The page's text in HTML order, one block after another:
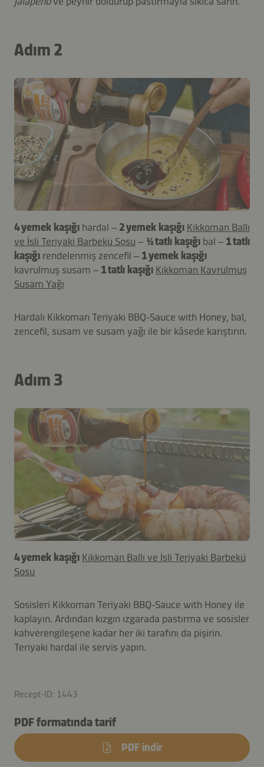
Adım 2
4 yemek kaşığı hardal – 2 yemek kaşığı Kikkoman Ballı
ve İsli Teriyaki Barbekü Sosu – ½ tatlı kaşığı bal – 1 tatlı
kaşığı rendelenmiş zencefil – 1 yemek kaşığı
kavrulmuş susam – 1 tatlı kaşığı Kikkoman Kavrulmuş
Susam Yağı
Hardalı Kikkoman Teriyaki BBQ-Sauce with Honey, bal,
zencefil, susam ve susam yağı ile bir kâsede karıştırın.
Adım 3
4 yemek kaşığı Kikkoman Ballı ve İsli Teriyaki Barbekü
Sosu
Sosisleri Kikkoman Teriyaki BBQ-Sauce with Honey ile
kaplayın. Ardından kızgın ızgarada pastırma ve sosisler
kahverengileşene kadar her iki tarafını da pişirin.
Teriyaki hardal ile servis yapın.
Recept-ID: 1443
PDF formatında tarif
PDF indir